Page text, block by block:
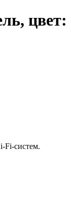
цвет:
Fi-систем.